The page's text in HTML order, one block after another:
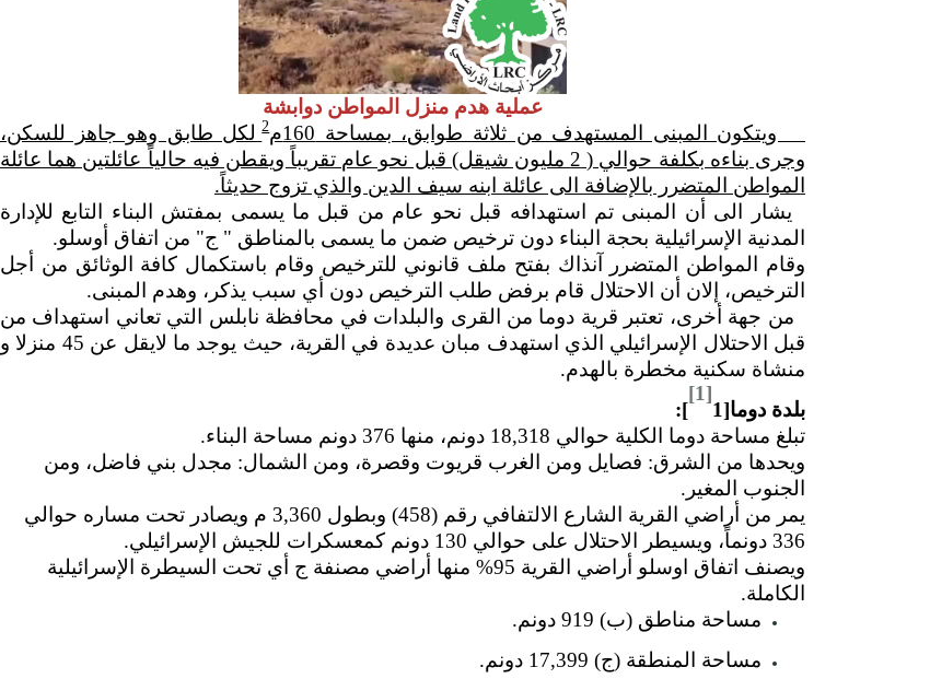
عملية هدم منزل المواطن دوابشة
ويتكون المبنى المستهدف من ثلاثة طوابق، بمساحة 160م
2لكل طابق وهو جاهز للسكن،
وجرى بناءه بكلفة حوالي ( 2 مليون شيقل) قبل نحو عام تقريباً ويقطن فيه حالياً عائلتين هما عائلة
المواطن المتضرر بالإضافة الى عائلة ابنه سيف الدين والذي تزوج حديثاً.
يشار الى أن المبنى تم استهدافه قبل نحو عام من قبل ما يسمى بمفتش البناء التابع للإدارة
المدنية الإسرائيلية بحجة البناء دون ترخيص ضمن ما يسمى بالمناطق " ج" من اتفاق أوسلو.
وقام المواطن المتضرر آنذاك بفتح ملف قانوني للترخيص وقام باستكمال كافة الوثائق من أجل
الترخيص، إلان أن الاحتلال قام برفض طلب الترخيص دون أي سبب يذكر، وهدم المبنى.
من جهة أخرى، تعتبر قرية دوما من القرى والبلدات في محافظة نابلس التي تعاني استهداف من
قبل الاحتلال الإسرائيلي الذي استهدف مبان عديدة في القرية، حيث يوجد ما لايقل عن 45 منزلا و
منشاة سكنية مخطرة بالهدم.
بلدة دوما[1
[1]
]:
تبلغ مساحة دوما الكلية حوالي 18,318 دونم، منها 376 دونم مساحة البناء.
ويحدها من الشرق: فصايل ومن الغرب قريوت وقصرة، ومن الشمال: مجدل بني فاضل، ومن
الجنوب المغير.
يمر من أراضي القرية الشارع الالتفافي رقم (458) وبطول 3,360 م ويصادر تحت مساره حوالي
336 دونماً، ويسيطر الاحتلال على حوالي 130 دونم كمعسكرات للجيش الإسرائيلي.
ويصنف اتفاق اوسلو أراضي القرية 95% منها أراضي مصنفة ج أي تحت السيطرة الإسرائيلية
الكاملة.
مساحة مناطق (ب) 919 دونم
.
مساحة المنطقة (ج) 17,399 دونم
.